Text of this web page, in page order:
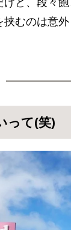
けど、段々
挟むのは意
って(笑)